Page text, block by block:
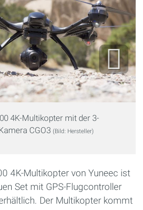
4K-Multikopter mit der 3-
CGO3 (Bild: Hersteller)
4K-Multikopter von Yuneec ist
Set mit GPS-Flugcontroller
Der Multikopter kommt